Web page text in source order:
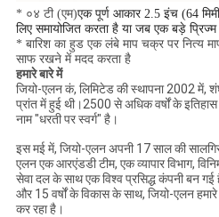
* ०४ टी (एम)एक पूर्ण आकार 2.5 इंच (64
लिए समायोजित करता है या जब एक बड़े
* बारिश का हुड एक लंबे माप चक्र पर नित्य
साफ रखने में मदद करता है
हमारे बारे में
जियो-एलन कं, लिमिटेड की स्थापना 2002 में,
प्रांत में हुई थी।2500 से अधिक वर्षों के
नाम "धरती पर स्वर्ग" है।
इस मई में, जियो-एलन अपनी 17 साल की
एलन एक आरएंडडी टीम, एक व्यापार विभाग,
सेवा दल के साथ एक विश्व प्रसिद्ध कंपनी बन
और 15 वर्षों के विकास के साथ, जियो-एलन
कर रहा है।